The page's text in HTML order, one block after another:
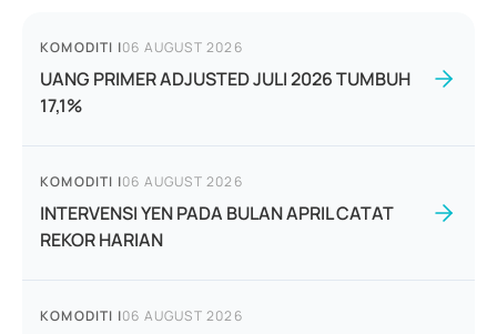
KOMODITI |06 AUGUST 2026
UANG PRIMER ADJUSTED JULI 2026 TUMBUH
17,1%
KOMODITI |06 AUGUST 2026
INTERVENSI YEN PADA BULAN APRIL CATAT
REKOR HARIAN
KOMODITI |06 AUGUST 2026